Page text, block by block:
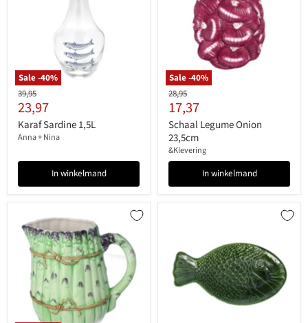
Sale -40%
Originele
prijs
39,95
Huidige
prijs
23,97
Karaf Sardine 1,5L
Anna + Nina
In winkelmand
Sale -40%
Originele
prijs
28,95
Huidige
prijs
17,37
Schaal Legume Onion
23,5cm
&Klevering
In winkelmand